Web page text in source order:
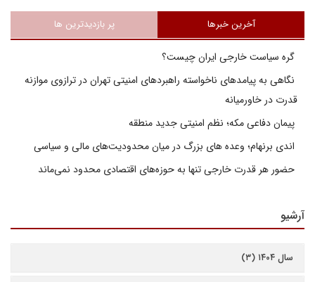
آخرین خبرها پر بازدیدترین ها
گره سیاست خارجی ایران چیست؟
نگاهی به پیامدهای ناخواسته راهبردهای امنیتی تهران در ترازوی موازنه
قدرت در خاورمیانه
پیمان دفاعی مکه؛ نظم امنیتی جدید منطقه
اندی برنهام؛ وعده های بزرگ در میان محدودیت‌های مالی و سیاسی
حضور هر قدرت خارجی تنها به حوزه‌های اقتصادی محدود نمی‌ماند
آرشیو
سال ۱۴۰۴ (۳)